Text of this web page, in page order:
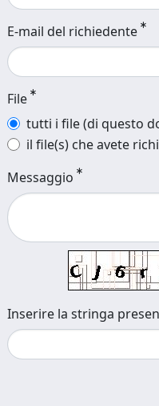
E-mail del richiedente
File
tutti i file (di questo
il file(s) che avete
Messaggio
Inserire la stringa